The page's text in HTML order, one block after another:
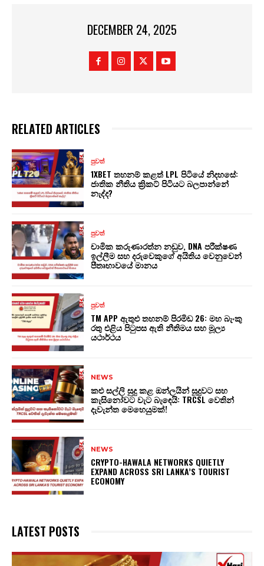
DECEMBER 24, 2025
RELATED ARTICLES
පුවත්
1XBET තහනම් කළත් LPL පිටියේ නිදහසේ:
ජාතික නීතිය ක්‍රිකට් පිටියට බලපාන්නේ
නැද්ද?
පුවත්
චාමික කරුණාරත්න නඩුව, DNA පරීක්ෂණ
ඉල්ලීම සහ දරුවෙකුගේ අයිතිය වෙනුවෙන්
පීතෘභාවයේ මානය
පුවත්
TM APP ඇතුළු තහනම් පිරමිඩ 26: මහ බැංකු
රතු එළිය පිටුපස ඇති නීතිමය සහ මූල්‍ය
යථාර්ථය
NEWS
කළු සල්ලි සුදු කළ ඔන්ලයින් සූදුවට සහ
කැසිනෝවට වැට බැඳෙයි: TRCSL වෙතින්
දැවැන්ත මෙහෙයුමක්!
NEWS
CRYPTO-HAWALA NETWORKS QUIETLY
EXPAND ACROSS SRI LANKA’S TOURIST
ECONOMY
LATEST POSTS